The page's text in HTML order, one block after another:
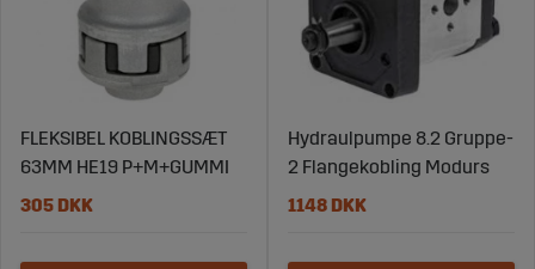
FLEKSIBEL KOBLINGSSÆT
63MM HE19 P+M+GUMMI
305 DKK
Hydraulpumpe 8.2 Gruppe-
2 Flangekobling Modurs
1148 DKK